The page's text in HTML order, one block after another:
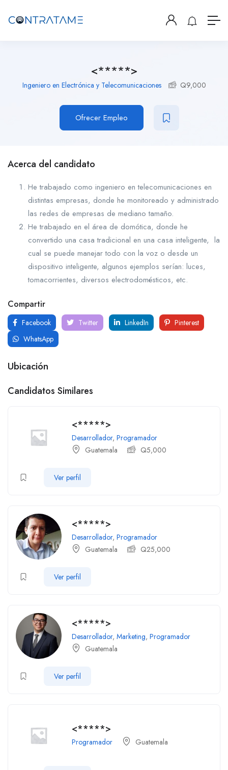
<*****>
Ingeniero en Electrónica y Telecomunicaciones Q9,000
Ofrecer Empleo
Acerca del candidato
He trabajado como ingeniero en telecomunicaciones en
distintas empresas, donde he monitoreado y administrado
las redes de empresas de mediano tamaño.
He trabajado en el área de domótica, donde he
convertido una casa tradicional en una casa inteligente, la
cual se puede manejar todo con la voz o desde un
dispositivo inteligente, algunos ejemplos serían: luces,
tomacorrientes, diversos electrodomésticos, etc.
Compartir
Facebook Twitter LinkedIn
Pinterest
WhatsApp
Ubicación
Candidatos Similares
<*****>
Desarrollador, Programador
Guatemala
Q5,000
Ver perfil
<*****>
Desarrollador, Programador
Guatemala
Q25,000
Ver perfil
<*****>
Desarrollador, Marketing, Programador
Guatemala
Ver perfil
<*****>
Programador Guatemala